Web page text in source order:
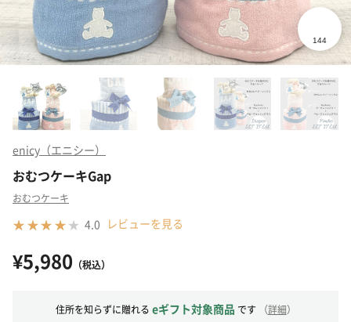
enicy（エニシー）
おむつケーキGap
おむつケーキ
4.0 レビューを見る
¥5,980 （税込）
住所を知らずに贈れる eギフト対象商品 です （詳細）